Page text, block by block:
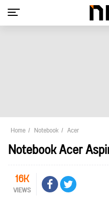
Home Notebook Acer
Notebook Acer
16K
VIEWS